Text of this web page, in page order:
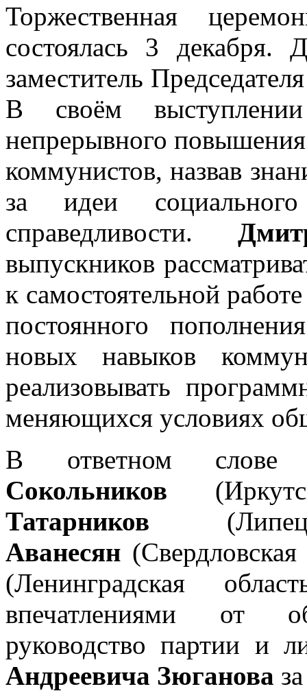
Торжественная
состоялась 3 декабря.
заместитель
В своём
непрерывного
коммунистов, назвав
за идеи
справедливости.
выпускников
к самостоятельной
постоянного
новых навыков
реализовывать
меняющихся условиях
В ответном
Сокольников
Татарников
Аванесян
(Ленинградская
впечатлениями от
руководство партии
Андреевича Зюганова